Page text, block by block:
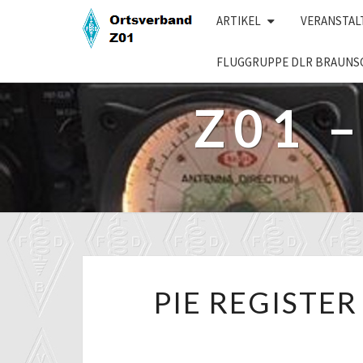
ARTIKEL
FLUGGRUPPE DLR
Z01
PIE